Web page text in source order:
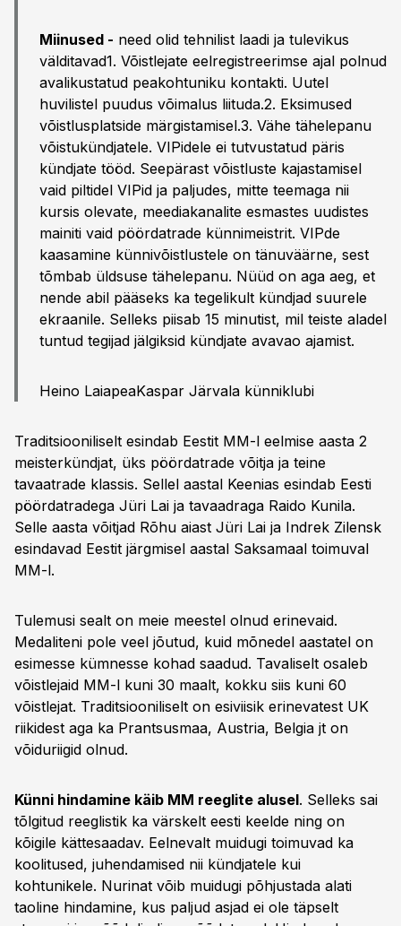
Miinused - need olid tehnilist laadi ja tulevikus
välditavad1. Võistlejate eelregistreerimse ajal polnud
avalikustatud peakohtuniku kontakti. Uutel
huvilistel puudus võimalus liituda.2. Eksimused
võistlusplatside märgistamisel.3. Vähe tähelepanu
võistukündjatele. VIPidele ei tutvustatud päris
kündjate tööd. Seepärast võistluste kajastamisel
vaid piltidel VIPid ja paljudes, mitte teemaga nii
kursis olevate, meediakanalite esmastes uudistes
mainiti vaid pöördatrade künnimeistrit. VIPde
kaasamine künnivõistlustele on tänuväärne, sest
tõmbab üldsuse tähelepanu. Nüüd on aga aeg, et
nende abil pääseks ka tegelikult kündjad suurele
ekraanile. Selleks piisab 15 minutist, mil teiste aladel
tuntud tegijad jälgiksid kündjate avavao ajamist.
Heino LaiapeaKaspar Järvala künniklubi
Traditsiooniliselt esindab Eestit MM-l eelmise aasta 2
meisterkündjat, üks pöördatrade võitja ja teine
tavaatrade klassis. Sellel aastal Keenias esindab Eesti
pöördatradega Jüri Lai ja tavaadraga Raido Kunila.
Selle aasta võitjad Rõhu aiast Jüri Lai ja Indrek Zilensk
esindavad Eestit järgmisel aastal Saksamaal toimuval
MM-l.
Tulemusi sealt on meie meestel olnud erinevaid.
Medaliteni pole veel jõutud, kuid mõnedel aastatel on
esimesse kümnesse kohad saadud. Tavaliselt osaleb
võistlejaid MM-l kuni 30 maalt, kokku siis kuni 60
võistlejat. Traditsiooniliselt on esiviisik erinevatest UK
riikidest aga ka Prantsusmaa, Austria, Belgia jt on
võiduriigid olnud.
Künni hindamine käib MM reeglite alusel. Selleks sai
tõlgitud reeglistik ka värskelt eesti keelde ning on
kõigile kättesaadav. Eelnevalt muidugi toimuvad ka
koolitused, juhendamised nii kündjatele kui
kohtunikele. Nurinat võib muidugi põhjustada alati
taoline hindamine, kus paljud asjad ei ole täpselt